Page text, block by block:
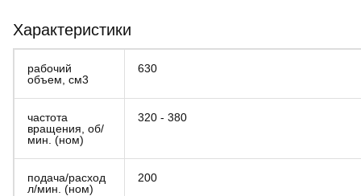
Характеристики
рабочий
объем, см3
630
частота
вращения, об/
мин. (ном)
320 - 380
подача/расход
л/мин. (ном)
200